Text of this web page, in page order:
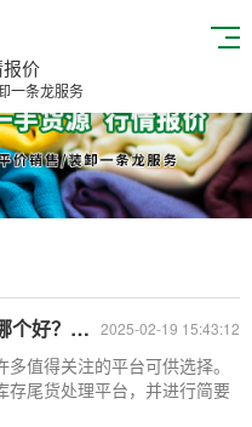
价
一条龙服务
2025-02-19 15:43:12
回收公司
值得关注的平台可供选择。
存尾货处理平台，并进行简要